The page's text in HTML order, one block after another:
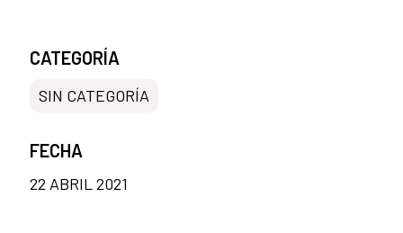
CATEGORÍA
SIN CATEGORÍA
FECHA
22 ABRIL 2021